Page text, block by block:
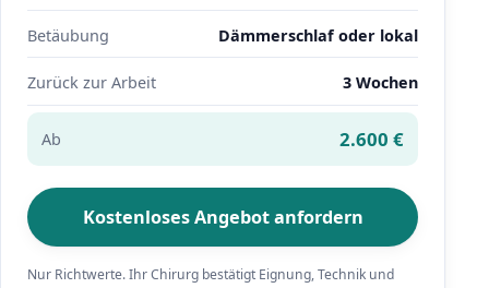
Betäubung Dämmerschlaf oder lokal
Zurück zur Arbeit 3 Wochen
Ab 2.600 €
Kostenloses Angebot anfordern
Nur Richtwerte. Ihr Chirurg bestätigt Eignung, Technik und